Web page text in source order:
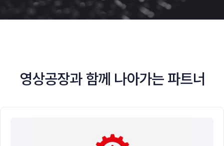
영상공장과 함께 나아가는 파트너